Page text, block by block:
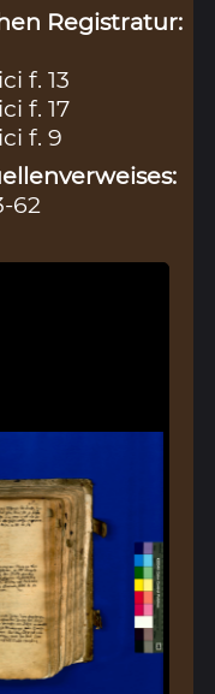
Registratur:
f. 13
f. 17
f. 9
62